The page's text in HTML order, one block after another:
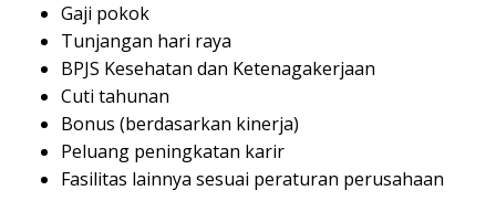
Gaji pokok
Tunjangan hari raya
BPJS Kesehatan dan Ketenagakerjaan
Cuti tahunan
Bonus (berdasarkan kinerja)
Peluang peningkatan karir
Fasilitas lainnya sesuai peraturan perusahaan